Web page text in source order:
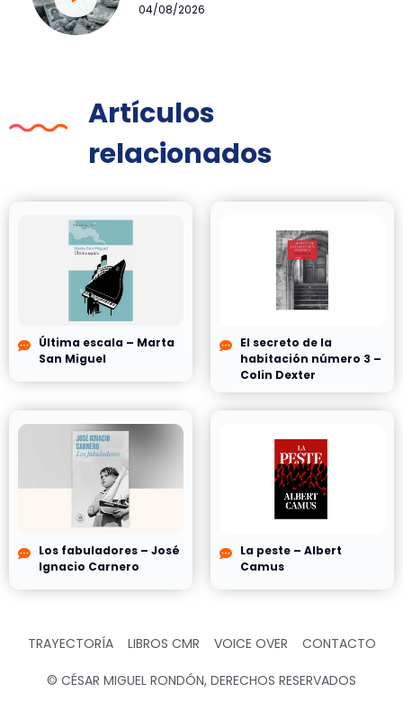
04/08/2026
Artículos
relacionados
Última escala – Marta
San Miguel
El secreto de la
habitación número 3 –
Colin Dexter
Los fabuladores – José
Ignacio Carnero
La peste – Albert
Camus
TRAYECTORÍA LIBROS CMR VOICE OVER CONTACTO
© CÉSAR MIGUEL RONDÓN, DERECHOS RESERVADOS